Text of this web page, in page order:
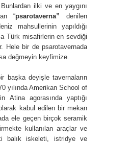
ilki ve en yaygını
“psarotaverna” denilen
mahsullerinin yapıldığı
Türk misafirlerin en sevdiği
Hele bir de psarotavernada
değmeyin keyfimize.
başka deyişle tavernaların
yılında Amerikan School of
Atina agorasında yaptığı
kabul edilen bir mekan
ele geçen birçok seramik
kullanılan araçlar ve
balık iskeleti, istridye ve